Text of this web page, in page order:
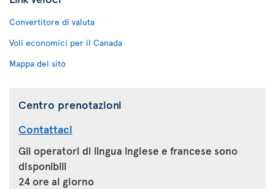
Convertitore di valuta
Voli economici per il Canada
Mappa del sito
Centro prenotazioni
Contattaci
Gli operatori di lingua inglese e francese sono
disponibili
24 ore al giorno